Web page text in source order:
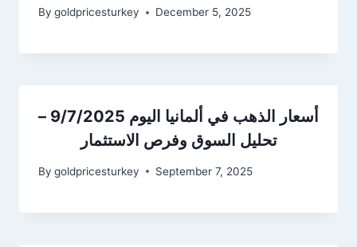
By goldpricesturkey December 5, 2025
أسعار الذهب في ألمانيا اليوم 9/7/2025 –
تحليل السوق وفرص الاستثمار
By goldpricesturkey September 7, 2025